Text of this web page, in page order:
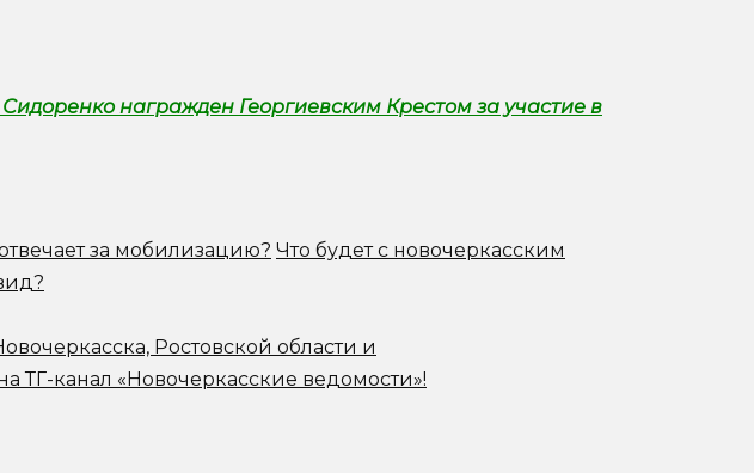
награжден Георгиевским Крестом за участие в
за мобилизацию? Что будет с новочеркасским
Ростовской области и
ТГ-канал «Новочеркасские ведомости»!